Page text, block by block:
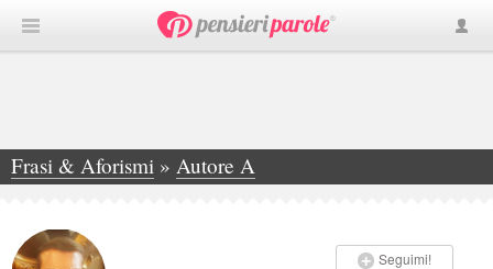
Frasi & Aforismi » Autore A
»Antonio Pistarà
Seguimi!